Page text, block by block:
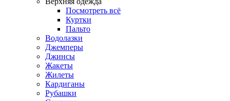
Посмотреть всё
Куртки
Пальто
Водолазки
Джемперы
Джинсы
Жакеты
Жилеты
Кардиганы
Рубашки